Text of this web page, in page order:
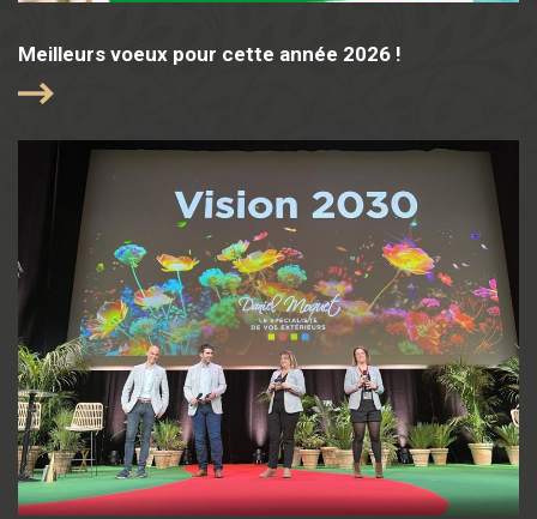
Meilleurs voeux pour cette année 2026 !